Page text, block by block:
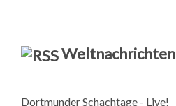
Weltnachrichten
Dortmunder Schachtage - Live!